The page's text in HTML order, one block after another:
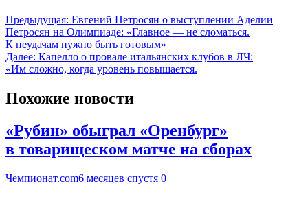
Предыдущая: Евгений Петросян о выступлении Аделии
Петросян на Олимпиаде: «Главное — не сломаться.
К неудачам нужно быть готовым»
Далее: Капелло о провале итальянских клубов в ЛЧ:
«Им сложно, когда уровень повышается.
Похожие новости
«Рубин» обыграл «Оренбург»
в товарищеском матче на сборах
Чемпионат.com6 месяцев спустя 0